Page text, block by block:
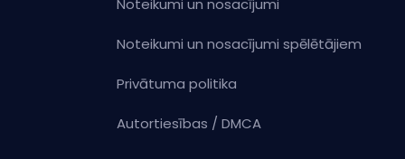
Noteikumi un nosacījumi
Noteikumi un nosacījumi spēlētājiem
Privātuma politika
Autortiesības / DMCA